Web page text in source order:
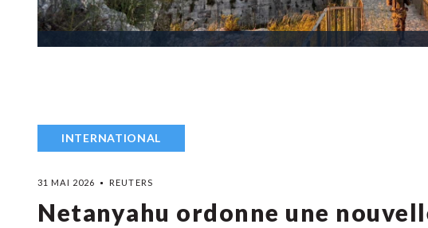
INTERNATIONAL
31 MAI 2026 REUTERS
Netanyahu ordonne une